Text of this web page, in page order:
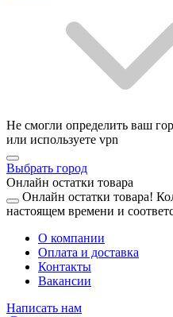
Не смогли определить ваш
или используете vpn
Выбрать город
Онлайн остатки товара
Онлайн остатки товара!
настоящем времени и
О компании
Оплата и доставка
Контакты
Вакансии
Написать нам